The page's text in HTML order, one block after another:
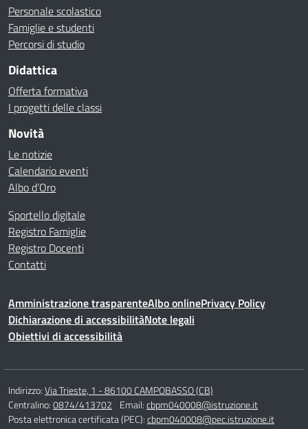
Personale scolastico
Famiglie e studenti
Percorsi di studio
Didattica
Offerta formativa
I progetti delle classi
Novità
Le notizie
Calendario eventi
Albo d’Oro
Sportello digitale
Registro Famiglie
Registro Docenti
Contatti
Amministrazione trasparenteAlbo onlinePrivacy Policy
Dichiarazione di accessibilitàNote legali
Obiettivi di accessibilità
Indirizzo:Via Trieste, 1 - 86100 CAMPOBASSO (CB)
Centralino:0874/413702 Email:cbpm040008@istruzione.it
Posta elettronica certificata (PEC):cbpm040008@pec.istruzione.it